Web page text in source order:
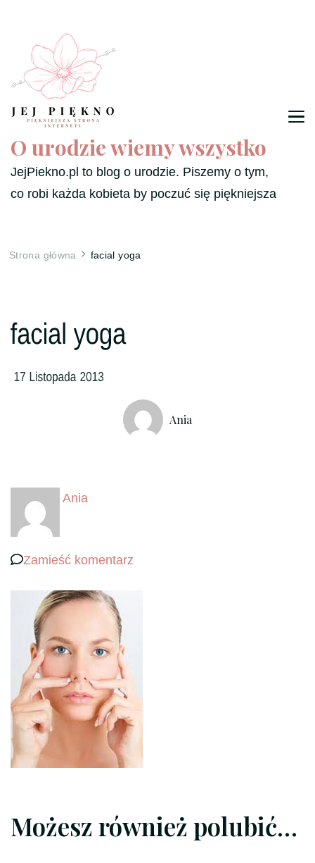
O urodzie wiemy wszystko
JejPiekno.pl to blog o urodzie. Piszemy o tym,
co robi każda kobieta by poczuć się piękniejsza
Strona główna facial yoga
Ania
Ania
Zamieść komentarz
Możesz również polubić…